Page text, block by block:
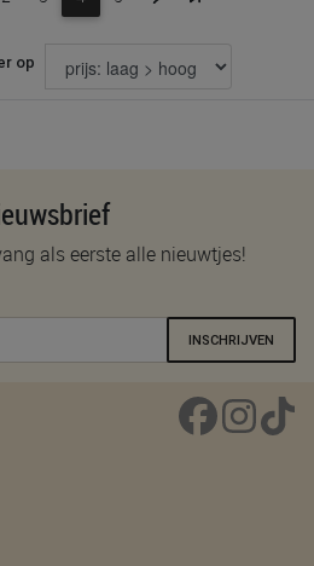
op
als eerste alle nieuwtjes!
INSCHRIJVEN